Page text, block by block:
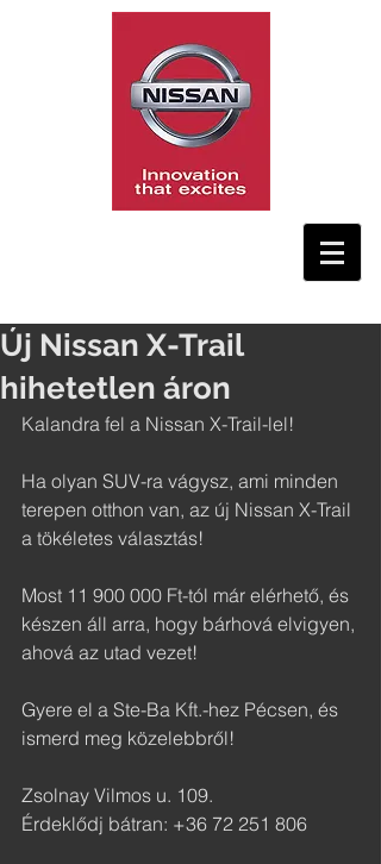
Új Nissan X-Trail
hihetetlen áron
Kalandra fel a Nissan X-Trail-lel!
Ha olyan SUV-ra vágysz, ami minden
terepen otthon van, az új Nissan X-Trail
a tökéletes választás!
Most 11 900 000 Ft-tól már elérhető, és
készen áll arra, hogy bárhová elvigyen,
ahová az utad vezet!
Gyere el a Ste-Ba Kft.-hez Pécsen, és
ismerd meg közelebbről!
Zsolnay Vilmos u. 109.
Érdeklődj bátran: +36 72 251 806